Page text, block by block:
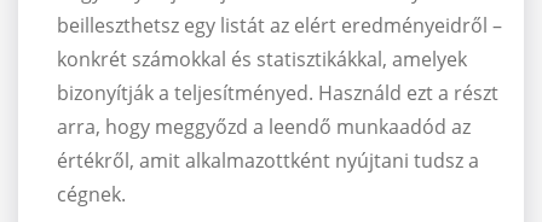
beilleszthetsz egy listát az elért eredményeidről –
konkrét számokkal és statisztikákkal, amelyek
bizonyítják a teljesítményed. Használd ezt a részt
arra, hogy meggyőzd a leendő munkaadód az
értékről, amit alkalmazottként nyújtani tudsz a
cégnek.